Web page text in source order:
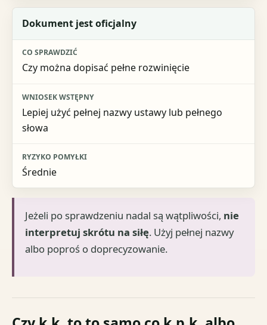
Dokument jest oficjalny
Czy można dopisać pełne rozwinięcie
Lepiej użyć pełnej nazwy ustawy lub pełnego
słowa
Średnie
Jeżeli po sprawdzeniu nadal są wątpliwości, nie
interpretuj skrótu na siłę. Użyj pełnej nazwy
albo poproś o doprecyzowanie.